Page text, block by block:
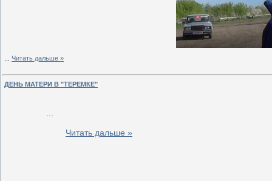
Читать дальше »
ДЕНЬ МАТЕРИ В "ТЕРЕМКЕ"
Читать дальше »